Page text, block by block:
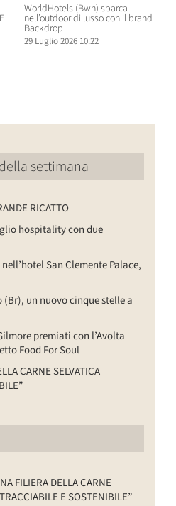
WorldHotels (Bwh) sbarca
nell’outdoor di lusso con il brand
Backdrop
29 Luglio 2026 10:22
settimana
RICATTO
hospitality con due
San Clemente Palace,
un nuovo cinque stelle a
premiati con l’Avolta
Food For Soul
CARNE SELVATICA
FILIERA DELLA CARNE
E SOSTENIBILE”